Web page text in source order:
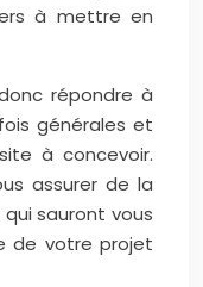
à mettre en
répondre à
générales et
à concevoir.
assurer de la
sauront vous
de votre projet